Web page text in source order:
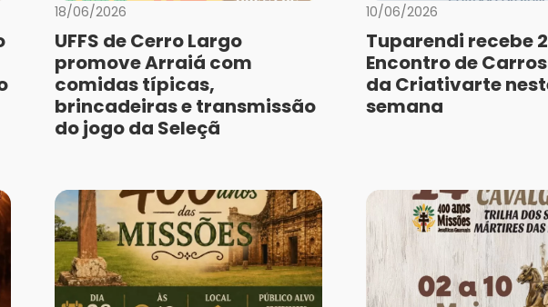
18/06/2026
UFFS de Cerro Largo
promove Arraiá com
comidas típicas,
brincadeiras e transmissão
do jogo da Seleçã
10/06/2026
Tuparendi recebe
Encontro de
da Criativarte
semana